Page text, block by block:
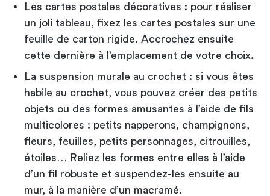
Les cartes postales décoratives : pour réaliser
un joli tableau, fixez les cartes postales sur une
feuille de carton rigide. Accrochez ensuite
cette dernière à l’emplacement de votre choix.
La suspension murale au crochet : si vous êtes
habile au crochet, vous pouvez créer des petits
objets ou des formes amusantes à l’aide de fils
multicolores : petits napperons, champignons,
fleurs, feuilles, petits personnages, citrouilles,
étoiles… Reliez les formes entre elles à l’aide
d’un fil robuste et suspendez-les ensuite au
mur, à la manière d’un macramé.